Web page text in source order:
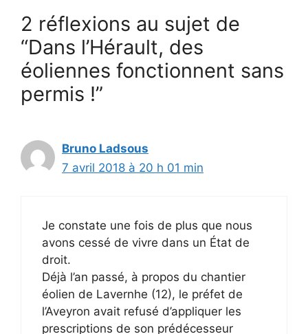
2 réflexions au sujet de
“Dans l’Hérault, des
éoliennes fonctionnent sans
permis !”
Bruno Ladsous
7 avril 2018 à 20 h 01 min
Je constate une fois de plus que nous
avons cessé de vivre dans un État de
droit.
Déjà l’an passé, à propos du chantier
éolien de Lavernhe (12), le préfet de
l’Aveyron avait refusé d’appliquer les
prescriptions de son prédécesseur